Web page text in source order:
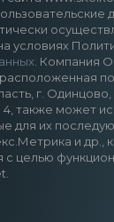
условиях
. Компания
г. Одинцово,
4, также может
для их
и др.,
с целью